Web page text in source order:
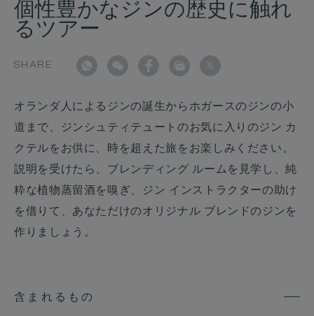
個性豊かなジンの歴史に触れ
るツアー
SHARE
オランダ人によるジンの誕生からホガースのジンの小
道まで、ジンシュティテュートのお気に入りのジン カ
クテルをお供に、時を超えた旅をお楽しみください。
説明を受けたら、ブレンディング ルームを見学し、純
粋な植物蒸留酒を嗅ぎ、ジン インストラクターの助け
を借りて、あなただけのオリジナル ブレンドのジンを
作りましょう。
含まれるもの